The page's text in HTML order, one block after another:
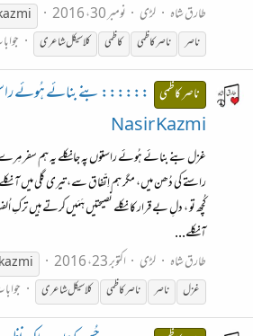
طارق شاہ
لڑی نومبر 30، 2016
ناصر
ناصرکاظمی کاظمی کلاسیکل شاعری
ناصر کاظمی :::::: بنے بنائے ہُوئے
Nasir Kazmi
غزل بنے بنائے ہُوئے راستوں پہ جانکلے یہ ہم سفر مِرے
راستے کی دُھن میں، مگر ہم اِتّفاق سے، تیری گلی میں‌ آ
کُچھ تو ، دلِ بے قرار کا نکلے نصیحتیں ہَمَیں‌کرتے ہیں
آنکلے...
طارق شاہ
لڑی اکتوبر 23، 2016
غزل
ناصر ناصرکاظمی کلاسیکل شاعری